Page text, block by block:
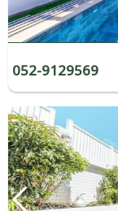
052-9129569